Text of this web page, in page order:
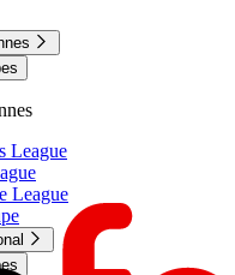
League
League